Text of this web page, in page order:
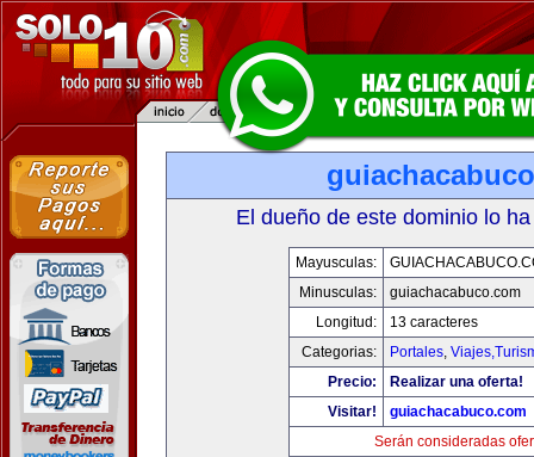
El dueño de este dominio lo
Mayusculas:
Minusculas:
guiachacabuco.com
Longitud:
13 caracteres
Categorias:
Portales,
Precio:
Realizar una oferta!
Visitar!
guiachacabuco.com
Serán consideradas